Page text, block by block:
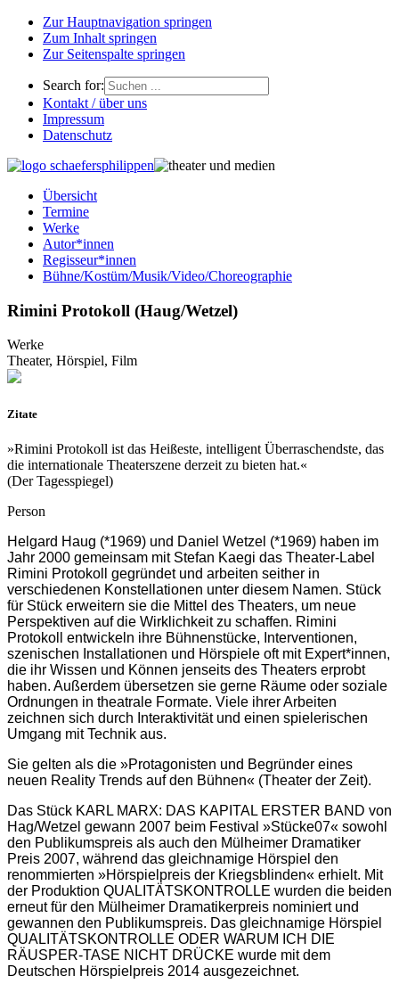
Zur Hauptnavigation springen
Zum Inhalt springen
Zur Seitenspalte springen
Search for:
Kontakt / über uns
Impressum
Datenschutz
Übersicht
Termine
Werke
Autor*innen
Regisseur*innen
Bühne/Kostüm/Musik/Video/Choreographie
Rimini Protokoll (Haug/Wetzel)
Werke
Theater, Hörspiel, Film
Zitate
»Rimini Protokoll ist das Heißeste, intelligent Überraschendste, das
die internationale Theaterszene derzeit zu bieten hat.«
(Der Tagesspiegel)
Person
Helgard Haug (*1969) und Daniel Wetzel (*1969) haben im
Jahr 2000 gemeinsam mit Stefan Kaegi das Theater-Label
Rimini Protokoll gegründet und arbeiten seither in
verschiedenen Konstellationen unter diesem Namen. Stück
für Stück erweitern sie die Mittel des Theaters, um neue
Perspektiven auf die Wirklichkeit zu schaffen. Rimini
Protokoll entwickeln ihre Bühnenstücke, Interventionen,
szenischen Installationen und Hörspiele oft mit Expert*innen,
die ihr Wissen und Können jenseits des Theaters erprobt
haben. Außerdem übersetzen sie gerne Räume oder soziale
Ordnungen in theatrale Formate. Viele ihrer Arbeiten
zeichnen sich durch Interaktivität und einen spielerischen
Umgang mit Technik aus.
Sie gelten als die »Protagonisten und Begründer eines
neuen Reality Trends auf den Bühnen« (Theater der Zeit).
Das Stück KARL MARX: DAS KAPITAL ERSTER BAND von
Hag/Wetzel gewann 2007 beim Festival »Stücke07« sowohl
den Publikumspreis als auch den Mülheimer Dramatiker
Preis 2007, während das gleichnamige Hörspiel den
renommierten »Hörspielpreis der Kriegsblinden« erhielt. Mit
der Produktion QUALITÄTSKONTROLLE wurden die beiden
erneut für den Mülheimer Dramatikerpreis nominiert und
gewannen den Publikumspreis. Das gleichnamige Hörspiel
QUALITÄTSKONTROLLE ODER WARUM ICH DIE
RÄUSPER-TASE NICHT DRÜCKE wurde mit dem
Deutschen Hörspielpreis 2014 ausgezeichnet.